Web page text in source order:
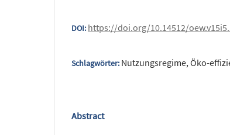
DOI: https://doi.org/10.14512/
Schlagwörter: Nutzungsregime, Öko-
Abstract